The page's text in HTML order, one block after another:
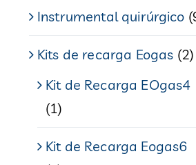
Instrumental quirúrgico
Kits de recarga Eogas (2)
Kit de Recarga EOgas4
(1)
Kit de Recarga Eogas6